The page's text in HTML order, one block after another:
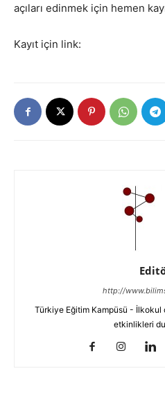
açıları edinmek için hemen
Kayıt için link:
http://
Türkiye Eğitim Kampüsü -
etkinlikleri